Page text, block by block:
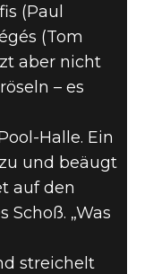
(Paul
(Tom
aber nicht
– es
Halle. Ein
und beäugt
auf den
Schoß. „Was
streichelt